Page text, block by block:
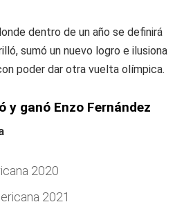
dentro de un año se definirá
sumó un nuevo logro e ilusiona
poder dar otra vuelta olímpica.
y ganó Enzo Fernández
2020
2021